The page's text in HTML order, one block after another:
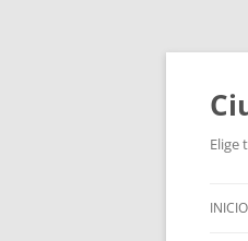
Elige
INICIO